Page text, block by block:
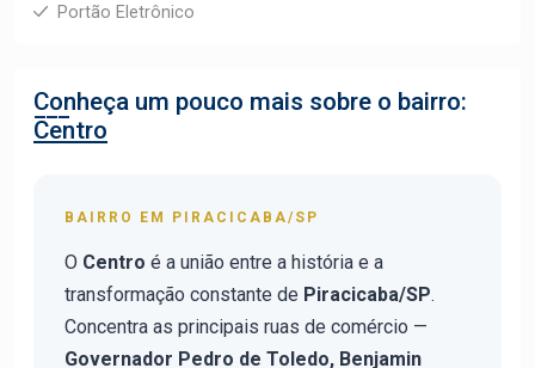
Portão Eletrônico
Conheça um pouco mais sobre o bairro:
Centro
BAIRRO EM PIRACICABA/SP
O Centro é a união entre a história e a
transformação constante de Piracicaba/SP.
Concentra as principais ruas de comércio —
Governador Pedro de Toledo, Benjamin